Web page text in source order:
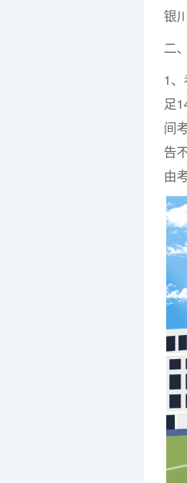
银
二
1
足
间
告
由